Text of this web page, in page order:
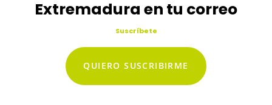
Extremadura en tu correo
Suscríbete
QUIERO SUSCRIBIRME